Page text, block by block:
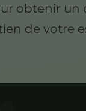
obtenir un
de votre